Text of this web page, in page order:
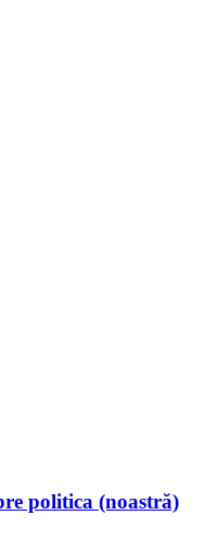
politica (noastră)